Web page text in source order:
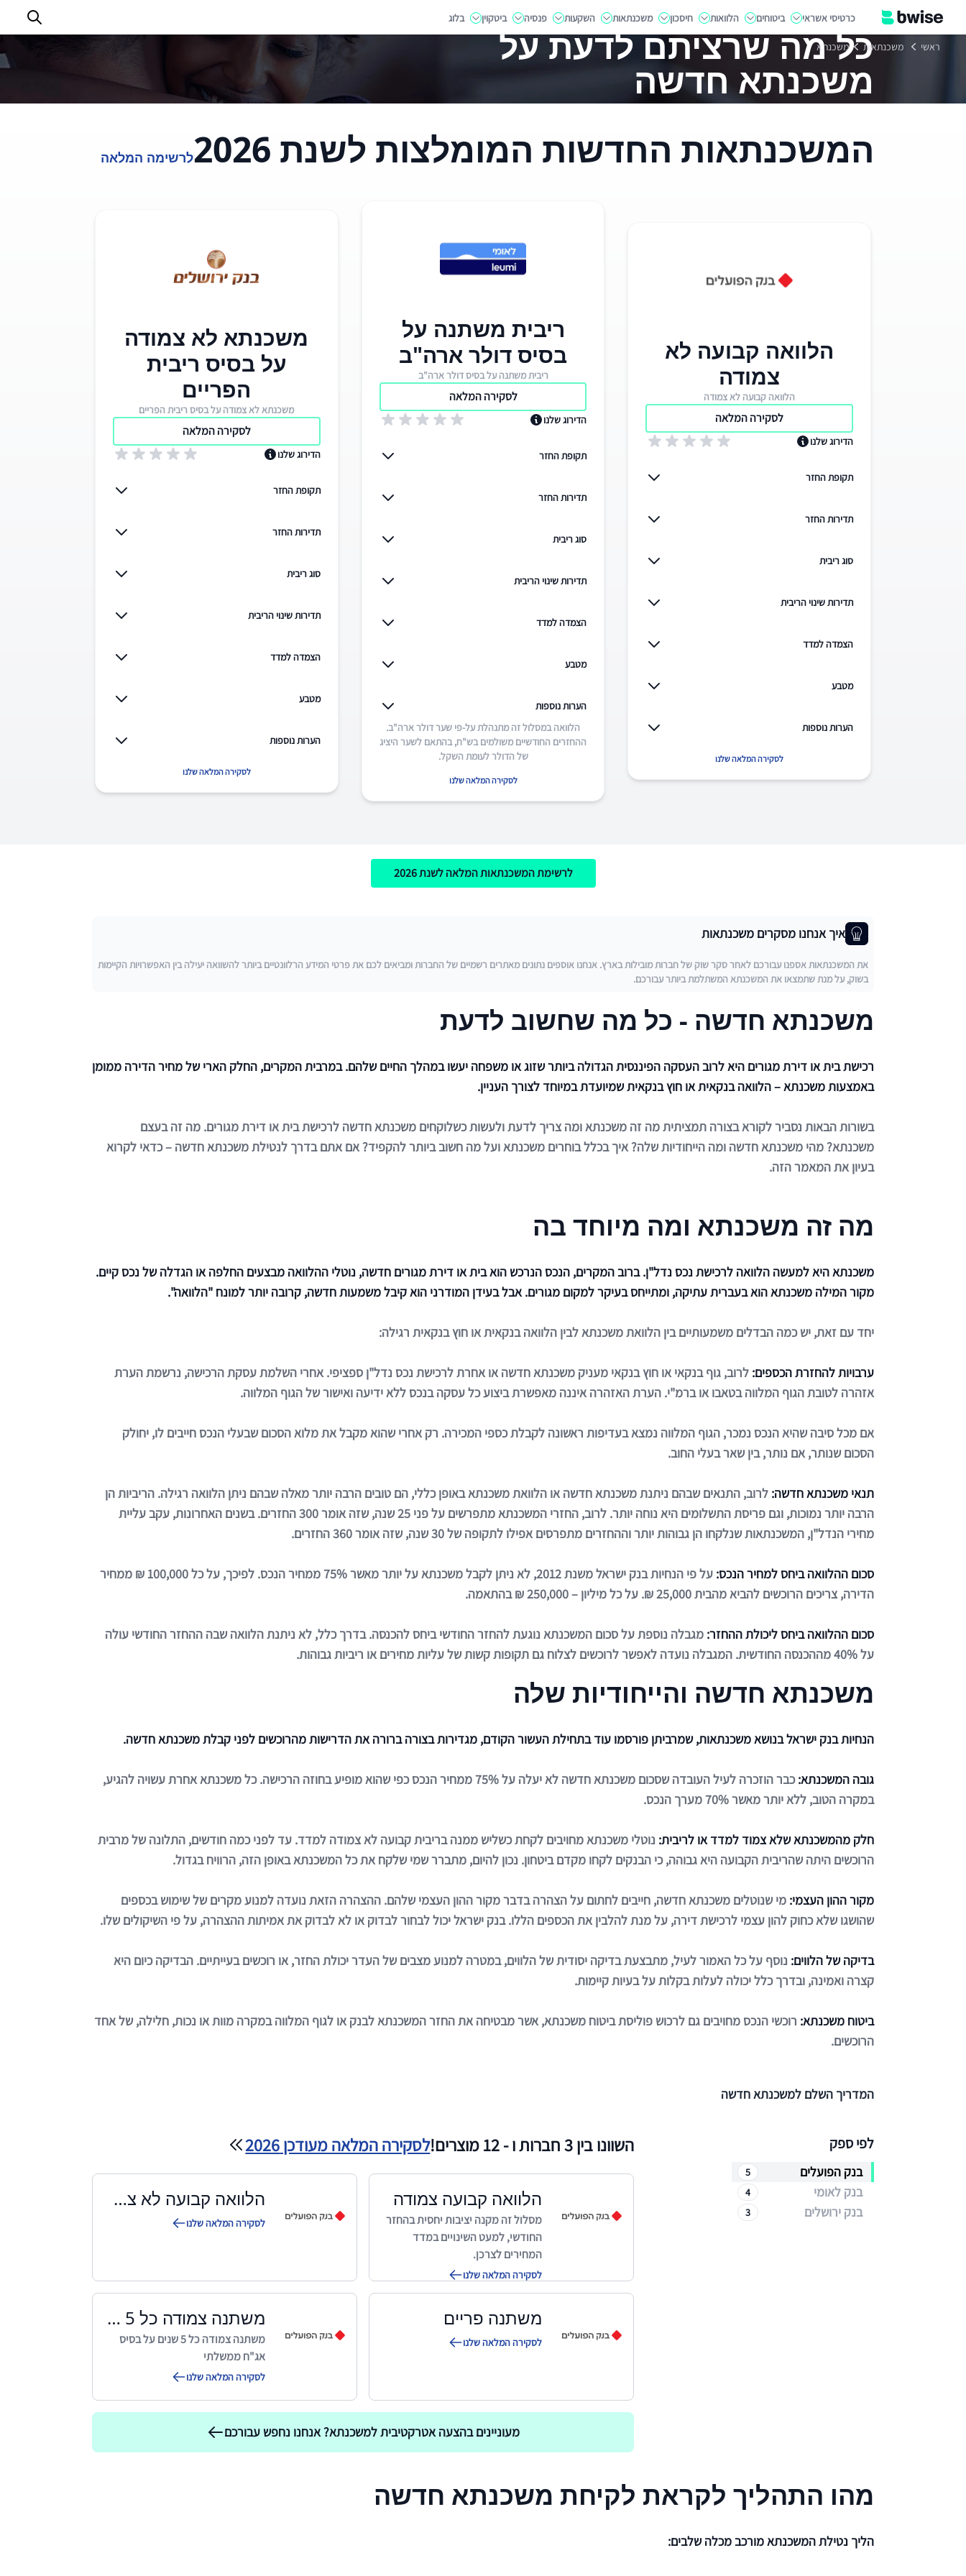
כרטיסי אשראי ביטוחים הלוואות חיסכון משכנתאות השקעות פנסיה ביטקוין בלוג
ראשי משכנתאות משכנתא
כל מה שרציתם לדעת על
משכנתא חדשה
המשכנתאות החדשות המומלצות לשנת 2026
לרשימה המלאה
הלוואה קבועה לא
צמודה
הלוואה קבועה לא צמודה
לסקירה המלאה
הדירוג שלנו
תקופת החזר
תדירות החזר
סוג ריבית
תדירות שינוי הריבית
הצמדה למדד
מטבע
הערות נוספות
לסקירה המלאה שלנו
ריבית משתנה על
בסיס דולר ארה"ב
ריבית משתנה על בסיס דולר ארה"ב
לסקירה המלאה
הדירוג שלנו
תקופת החזר
תדירות החזר
סוג ריבית
תדירות שינוי הריבית
הצמדה למדד
מטבע
הערות נוספות
הלוואה במסלול זה מתנהלת על-פי שער דולר ארה"ב.
ההחזרים החודשיים משולמים בש"ח, בהתאם לשער היציג
של הדולר לעומת השקל.
לסקירה המלאה שלנו
משכנתא לא צמודה
על בסיס ריבית
הפריים
משכנתא לא צמודה על בסיס ריבית הפריים
לסקירה המלאה
הדירוג שלנו
תקופת החזר
תדירות החזר
סוג ריבית
תדירות שינוי הריבית
הצמדה למדד
מטבע
הערות נוספות
לסקירה המלאה שלנו
לרשימת המשכנתאות המלאה לשנת 2026
איך אנחנו מסקרים משכנתאות
את המשכנתאות אספנו עבורכם לאחר סקר שוק של חברות מובילות בארץ. אנחנו אוספים נתונים מאתרים רשמיים של החברות ומביאים לכם את פרטי המידע הרלוונטיים ביותר להשוואה יעילה בין האפשרויות הקיימות
בשוק, על מנת שתמצאו את המשכנתא המשתלמת ביותר עבורכם.
משכנתא חדשה - כל מה שחשוב לדעת
רכישת בית או דירת מגורים היא לרוב העסקה הפיננסית הגדולה ביותר שזוג או משפחה יעשו במהלך החיים שלהם. במרבית המקרים, החלק הארי של מחיר הדירה ממומן
באמצעות משכנתא – הלוואה בנקאית או חוץ בנקאית שמיועדת במיוחד לצורך העניין.
בשורות הבאות נסביר לקורא בצורה תמציתית מה זה משכנתא ומה צריך לדעת ולעשות כשלוקחים משכנתא חדשה לרכישת בית או דירת מגורים. מה זה בעצם
משכנתא? מהי משכנתא חדשה ומה הייחודיות שלה? איך בכלל בוחרים משכנתא ועל מה חשוב ביותר להקפיד? אם אתם בדרך לנטילת משכנתא חדשה – כדאי לקרוא
בעיון את המאמר הזה.
מה זה משכנתא ומה מיוחד בה
משכנתא היא למעשה הלוואה לרכישת נכס נדל"ן. ברוב המקרים, הנכס הנרכש הוא בית או דירת מגורים חדשה, נוטלי ההלוואה מבצעים החלפה או הגדלה של נכס קיים.
מקור המילה משכנתא הוא בעברית עתיקה, ומתייחס בעיקר למקום מגורים. אבל בעידן המודרני הוא קיבל משמעות חדשה, קרובה יותר למונח "הלוואה".
יחד עם זאת, יש כמה הבדלים משמעותיים בין הלוואת משכנתא לבין הלוואה בנקאית או חוץ בנקאית רגילה:
ערבויות להחזרת הכספים: לרוב, גוף בנקאי או חוץ בנקאי מעניק משכנתא חדשה או אחרת לרכישת נכס נדל"ן ספציפי. אחרי השלמת עסקת הרכישה, נרשמת הערת
אזהרה לטובת הגוף המלווה בטאבו או ברמ"י. הערת האזהרה איננה מאפשרת ביצוע כל עסקה בנכס ללא ידיעה ואישור של הגוף המלווה.
אם מכל סיבה שהיא הנכס נמכר, הגוף המלווה נמצא בעדיפות ראשונה לקבלת כספי המכירה. רק אחרי שהוא מקבל את מלוא הסכום שבעלי הנכס חייבים לו, יחולק
הסכום שנותר, אם נותר, בין שאר בעלי החוב.
תנאי משכנתא חדשה: לרוב, התנאים שבהם ניתנת משכנתא חדשה או הלוואת משכנתא באופן כללי, הם טובים הרבה יותר מאלה שבהם ניתן הלוואה רגילה. הריביות הן
הרבה יותר נמוכות, וגם פריסת התשלומים היא נוחה יותר. לרוב, החזרי המשכנתא מתפרשים על פני 25 שנה, שזה אומר 300 החזרים. בשנים האחרונות, עקב עליית
מחירי הנדל"ן, המשכנתאות שנלקחו הן גבוהות יותר וההחזרים מתפרסים אפילו לתקופה של 30 שנה, שזה אומר 360 החזרים.
סכום ההלוואה ביחס למחיר הנכס:
על פי הנחיות בנק ישראל משנת 2012, לא ניתן לקבל משכנתא על יותר מאשר 75% ממחיר הנכס. לפיכך, על כל 100,000 ₪ ממחיר
הדירה, צריכים הרוכשים להביא מהבית 25,000 ₪. על כל מיליון – 250,000 ₪ בהתאמה.
סכום ההלוואה ביחס ליכולת ההחזר: מגבלה נוספת על סכום המשכנתא נוגעת להחזר החודשי ביחס להכנסה. בדרך כלל, לא ניתנת הלוואה שבה ההחזר החודשי עולה
על 40% מההכנסה החודשית. המגבלה נועדה לאפשר לרוכשים לצלוח גם תקופות קשות של עליות מחירים או ריביות גבוהות.
משכנתא חדשה והייחודיות שלה
הנחיות בנק ישראל בנושא משכנתאות, שמרביתן פורסמו עוד בתחילת העשור הקודם, מגדירות בצורה ברורה את הדרישות מהרוכשים לפני קבלת משכנתא חדשה.
גובה המשכנתא:
כבר הוזכרה לעיל העובדה שסכום משכנתא חדשה לא יעלה על 75% ממחיר הנכס כפי שהוא מופיע בחוזה הרכישה. כל משכנתא אחרת עשויה להגיע,
במקרה הטוב, ללא יותר מאשר 70% מערך הנכס.
חלק מהמשכנתא שלא צמוד למדד או לריבית: נוטלי משכנתא מחויבים לקחת כשליש ממנה בריבית קבועה לא צמודה למדד. עד לפני כמה חודשים, התלונה של מרבית
הרוכשים היתה שהריבית הקבועה היא גבוהה, כי הבנקים לקחו מקדם ביטחון. נכון להיום, מתברר שמי שלקח את כל המשכנתא באופן הזה, הרוויח בגדול.
מקור ההון העצמי: מי שנוטלים משכנתא חדשה, חייבים לחתום על הצהרה בדבר מקור ההון העצמי שלהם. ההצהרה הזאת נועדה למנוע מקרים של שימוש בכספים
שהושגו שלא כחוק להון עצמי לרכישת דירה, על מנת להלבין את הכספים הללו. בנק ישראל יכול לבחור לבדוק או לא לבדוק את אמיתות ההצהרה, על פי השיקולים שלו.
בדיקה של הלווים: נוסף על כל האמור לעיל, מתבצעת בדיקה יסודית של הלווים, במטרה למנוע מצבים של העדר יכולת החזר, או רוכשים בעייתיים. הבדיקה כיום היא
קצרה ואמינה, ובדרך כלל יכולה לעלות בקלות על בעיות קיימות.
ביטוח משכנתא: רוכשי הנכס מחויבים גם לרכוש פוליסת ביטוח משכנתא, אשר מבטיחה את החזר המשכנתא לבנק או לגוף המלווה במקרה מוות או נכות, חלילה, של אחד
הרוכשים.
המדריך השלם למשכנתא חדשה
לפי ספק
בנק הפועלים 5
בנק לאומי 4
בנק ירושלים 3
השוונו בין 3 חברות ו - 12 מוצרים! לסקירה המלאה מעודכן 2026
הלוואה קבועה צמודה
מסלול זה מקנה יציבות יחסית בהחזר
החודשי, למעט השינויים במדד
המחירים לצרכן.
לסקירה המלאה שלנו
הלוואה קבועה לא צמודה
לסקירה המלאה שלנו
משתנה פריים
לסקירה המלאה שלנו
משתנה צמודה כל 5 שנים על בסיס אג"ח ממשלתי
משתנה צמודה כל 5 שנים על בסיס
אג"ח ממשלתי
לסקירה המלאה שלנו
מעוניינים בהצעה אטרקטיבית למשכנתא? אנחנו נחפש עבורכם
מהו התהליך לקראת לקיחת משכנתא חדשה
הליך נטילת המשכנתא מורכב מכלה שלבים: